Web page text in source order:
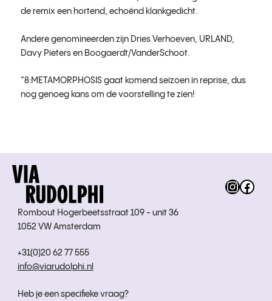
de remix een hortend, echoënd klankgedicht.
Andere genomineerden zijn Dries Verhoeven, URLAND,
Davy Pieters en Boogaerdt/VanderSchoot.
“8:METAMORPHOSIS gaat komend seizoen in reprise, dus
nog genoeg kans om de voorstelling te zien!
Rombout Hogerbeetsstraat 109 - unit 36
1052 VW Amsterdam
+31(0)20 62 77 555
info@viarudolphi.nl
Heb je een specifieke vraag?